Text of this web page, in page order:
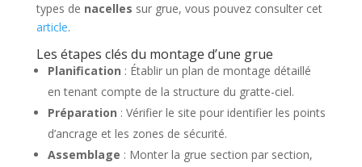
types de nacelles sur grue, vous pouvez consulter cet
article.
Les étapes clés du montage d’une grue
Planification : Établir un plan de montage détaillé
en tenant compte de la structure du gratte-ciel.
Préparation : Vérifier le site pour identifier les points
d’ancrage et les zones de sécurité.
Assemblage : Monter la grue section par section,